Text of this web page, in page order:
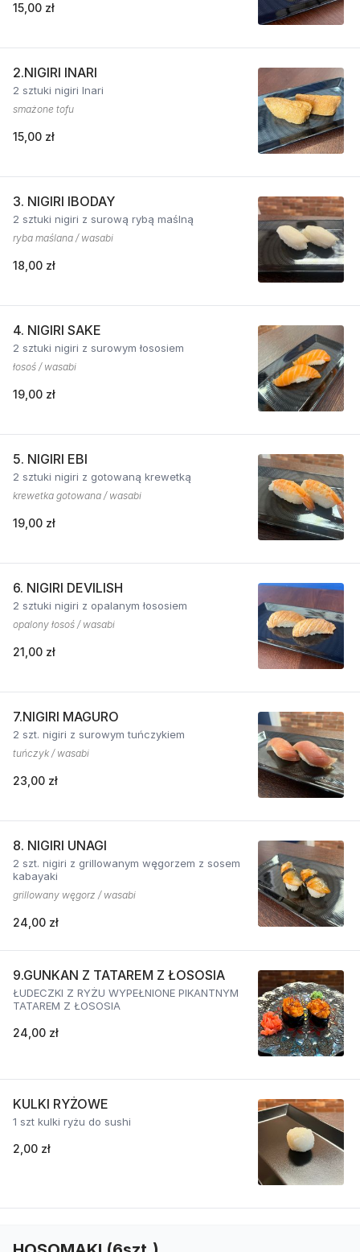
15,00 zł
2.NIGIRI INARI
2 sztuki nigiri Inari
smażone tofu
15,00 zł
3. NIGIRI IBODAY
2 sztuki nigiri z surową rybą maślną
ryba maślana / wasabi
18,00 zł
4. NIGIRI SAKE
2 sztuki nigiri z surowym łososiem
łosoś / wasabi
19,00 zł
5. NIGIRI EBI
2 sztuki nigiri z gotowaną krewetką
krewetka gotowana / wasabi
19,00 zł
6. NIGIRI DEVILISH
2 sztuki nigiri z opalanym łososiem
opalony łosoś / wasabi
21,00 zł
7.NIGIRI MAGURO
2 szt. nigiri z surowym tuńczykiem
tuńczyk / wasabi
23,00 zł
8. NIGIRI UNAGI
2 szt. nigiri z grillowanym węgorzem z sosem
kabayaki
grillowany węgorz / wasabi
24,00 zł
9.GUNKAN Z TATAREM Z ŁOSOSIA
ŁUDECZKI Z RYŻU WYPEŁNIONE PIKANTNYM
TATAREM Z ŁOSOSIA
24,00 zł
KULKI RYŻOWE
1 szt kulki ryżu do sushi
2,00 zł